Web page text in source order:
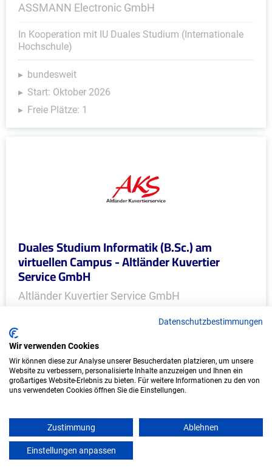
ASSMANN Electronic GmbH
In Kooperation mit IU Duales Studium (Internationale
Hochschule)
bundesweit
Start: Oktober 2026
Freie Plätze: 1
Duales Studium Informatik (B.Sc.) am
virtuellen Campus - Altländer Kuvertier
Service GmbH
Altländer Kuvertier Service GmbH
In Kooperation mit IU Duales Studium
bundesweit
Start: Oktober 2026
Weitere Ausbildungsplätze
Datenschutzbestimmungen
Wir verwenden Cookies
Wir können diese zur Analyse unserer Besucherdaten platzieren, um unsere
Website zu verbessern, personalisierte Inhalte anzuzeigen und Ihnen ein
großartiges Website-Erlebnis zu bieten. Für weitere Informationen zu den von
uns verwendeten Cookies öffnen Sie die Einstellungen.
Zustimmung Ablehnen
Einstellungen anpassen